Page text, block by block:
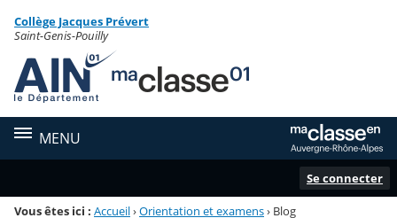
Menu de la rubrique
Contenu
Collège Jacques Prévert
Saint-Genis-Pouilly
MENU
Se connecter
Vous êtes ici : Accueil›Orientation et examens› Blog